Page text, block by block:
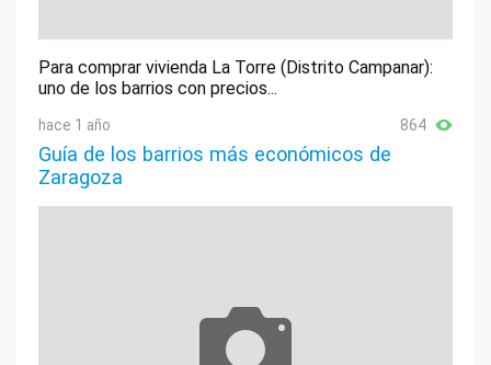
Para comprar vivienda La Torre (Distrito Campanar):
uno de los barrios con precios...
hace 1 año 864
Guía de los barrios más económicos de
Zaragoza